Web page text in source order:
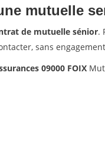
mutuelle
de mutuelle sénior.
sans
09000 FOIX